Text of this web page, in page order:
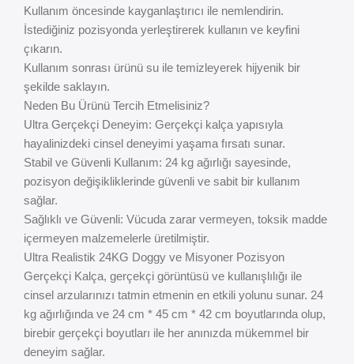
Kullanım öncesinde kayganlaştırıcı ile nemlendirin.
İstediğiniz pozisyonda yerleştirerek kullanın ve keyfini
çıkarın.
Kullanım sonrası ürünü su ile temizleyerek hijyenik bir
şekilde saklayın.
Neden Bu Ürünü Tercih Etmelisiniz?
Ultra Gerçekçi Deneyim: Gerçekçi kalça yapısıyla
hayalinizdeki cinsel deneyimi yaşama fırsatı sunar.
Stabil ve Güvenli Kullanım: 24 kg ağırlığı sayesinde,
pozisyon değişikliklerinde güvenli ve sabit bir kullanım
sağlar.
Sağlıklı ve Güvenli: Vücuda zarar vermeyen, toksik madde
içermeyen malzemelerle üretilmiştir.
Ultra Realistik 24KG Doggy ve Misyoner Pozisyon
Gerçekçi Kalça, gerçekçi görüntüsü ve kullanışlılığı ile
cinsel arzularınızı tatmin etmenin en etkili yolunu sunar. 24
kg ağırlığında ve 24 cm * 45 cm * 42 cm boyutlarında olup,
birebir gerçekçi boyutları ile her anınızda mükemmel bir
deneyim sağlar.